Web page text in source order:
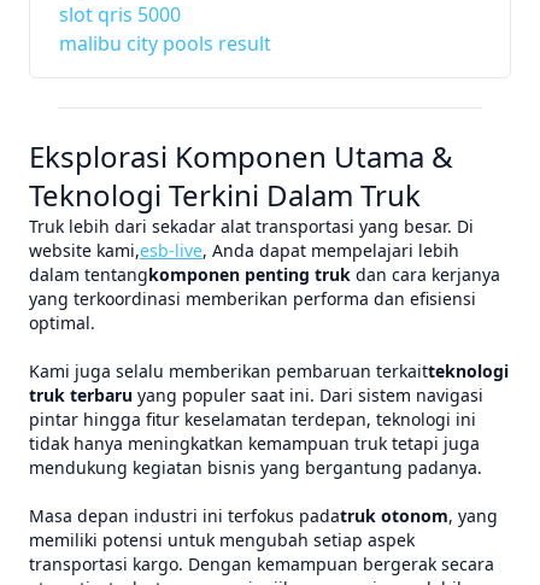
slot qris 5000
malibu city pools result
Eksplorasi Komponen Utama &
Teknologi Terkini Dalam Truk
Truk lebih dari sekadar alat transportasi yang besar. Di
website kami,esb-live, Anda dapat mempelajari lebih
dalam tentangkomponen penting truk dan cara kerjanya
yang terkoordinasi memberikan performa dan efisiensi
optimal.
Kami juga selalu memberikan pembaruan terkaitteknologi
truk terbaru yang populer saat ini. Dari sistem navigasi
pintar hingga fitur keselamatan terdepan, teknologi ini
tidak hanya meningkatkan kemampuan truk tetapi juga
mendukung kegiatan bisnis yang bergantung padanya.
Masa depan industri ini terfokus padatruk otonom, yang
memiliki potensi untuk mengubah setiap aspek
transportasi kargo. Dengan kemampuan bergerak secara